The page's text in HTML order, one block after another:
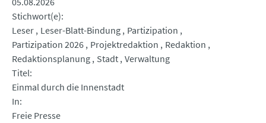
Stichwort(e)
Leser Leser-Blatt-Bindung Partizipation
Partizipation 2026 Projektredaktion
Redaktion
Redaktionsplanung Stadt Verwaltung
Titel
Einmal durch die Innenstadt
In
Freie Presse